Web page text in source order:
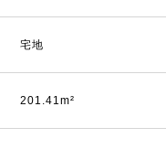
宅地
201.41m²